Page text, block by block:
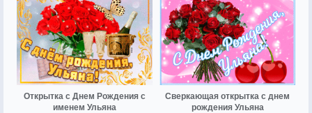
Открытка с Днем Рождения с
именем Ульяна
Сверкающая открытка с днем
рождения Ульяна